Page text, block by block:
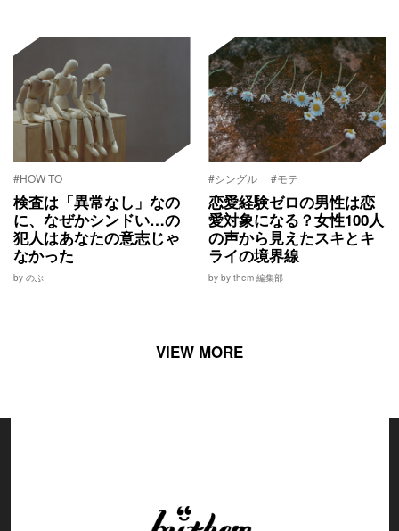
#HOW TO
検査は「異常なし」なの
に、なぜかシンドい…の
犯人はあなたの意志じゃ
なかった
by のぶ
#シングル #モテ
恋愛経験ゼロの男性は恋
愛対象になる？女性100人
の声から見えたスキとキ
ライの境界線
by by them 編集部
VIEW MORE